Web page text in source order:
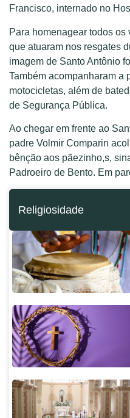
Francisco, internado no
Para homenagear todos
que atuaram nos resgates
imagem de Santo Antônio
Também acompanharam a
motocicletas, além de
de Segurança Pública.
Ao chegar em frente ao
padre Volmir Comparin
bênção aos pãezinho,s,
Padroeiro de Bento. Em
Religiosidade